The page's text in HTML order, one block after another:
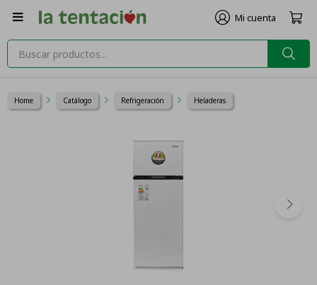

Home Catálogo Refrigeración Heladeras